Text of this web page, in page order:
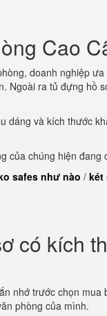
Cao
doanh nghiệp
Ngoài ra tủ đựng hồ
dáng và kích thước
của chúng hiện
safes như nào / két
có kích
nhớ trước chọn
phòng của mình.